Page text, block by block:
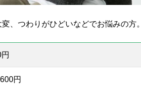
、つわりがひどいなどでお悩みの方。
円